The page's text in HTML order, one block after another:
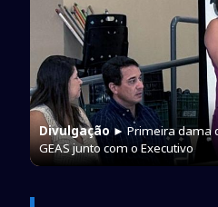
Divulgação► Primeira dama
GEAS junto com o Executivo